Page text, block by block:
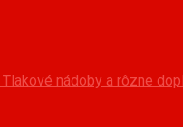
Tlakové nádoby a rôzne